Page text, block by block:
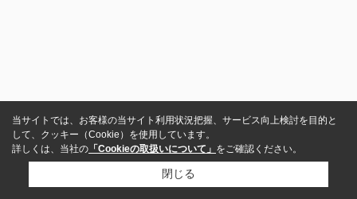
当サイトでは、お客様の当サイト利用状況把握、サービス向上検討を目的と
して、クッキー（Cookie）を使用しています。
詳しくは、当社の 「Cookieの取扱いについて」 をご確認ください。
閉じる